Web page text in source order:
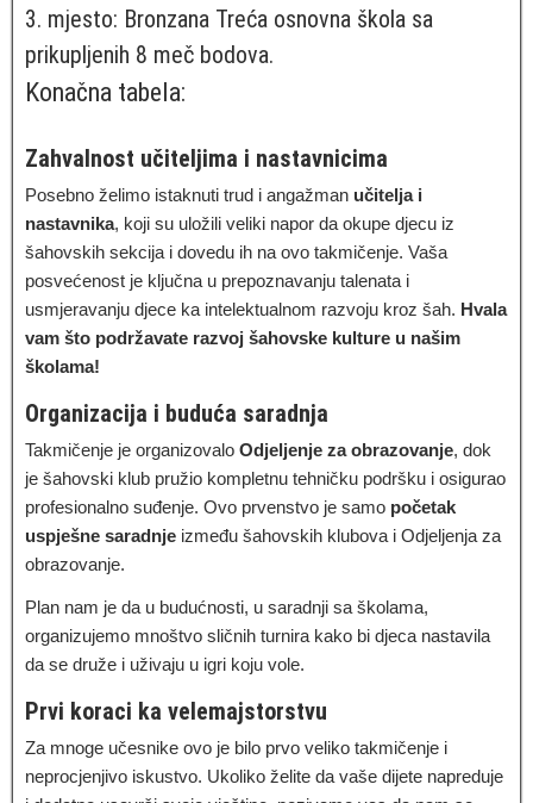
3. mjesto: Bronzana Treća osnovna škola sa
prikupljenih 8 meč bodova.
Konačna tabela:
Zahvalnost učiteljima i nastavnicima
Posebno želimo istaknuti trud i angažman učitelja i
nastavnika, koji su uložili veliki napor da okupe djecu iz
šahovskih sekcija i dovedu ih na ovo takmičenje. Vaša
posvećenost je ključna u prepoznavanju talenata i
usmjeravanju djece ka intelektualnom razvoju kroz šah. Hvala
vam što podržavate razvoj šahovske kulture u našim
školama!
Organizacija i buduća saradnja
Takmičenje je organizovalo Odjeljenje za obrazovanje, dok
je šahovski klub pružio kompletnu tehničku podršku i osigurao
profesionalno suđenje. Ovo prvenstvo je samo početak
uspješne saradnje između šahovskih klubova i Odjeljenja za
obrazovanje.
Plan nam je da u budućnosti, u saradnji sa školama,
organizujemo mnoštvo sličnih turnira kako bi djeca nastavila
da se druže i uživaju u igri koju vole.
Prvi koraci ka velemajstorstvu
Za mnoge učesnike ovo je bilo prvo veliko takmičenje i
neprocjenjivo iskustvo. Ukoliko želite da vaše dijete napreduje